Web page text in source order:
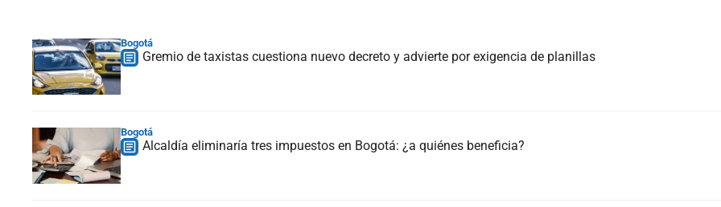
Bogotá
Gremio de taxistas cuestiona nuevo decreto y advierte por exigencia de planillas
Bogotá
Alcaldía eliminaría tres impuestos en Bogotá: ¿a quiénes beneficia?